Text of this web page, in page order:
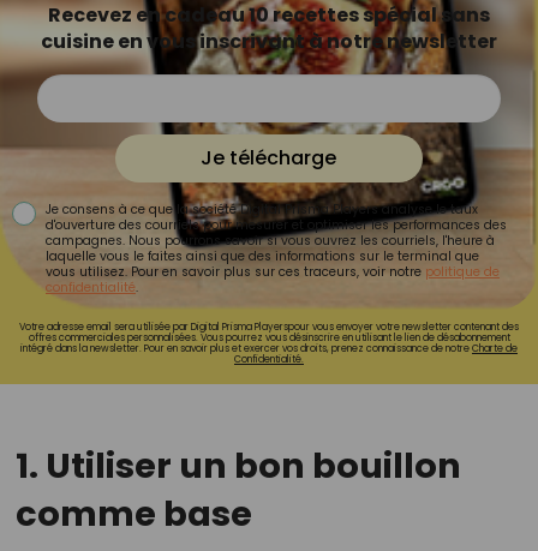
Recevez en cadeau 10 recettes spécial sans
cuisine en vous inscrivant à notre newsletter
Je télécharge
Je consens à ce que la société Digital Prisma Players analyse le taux
d'ouverture des courriels pour mesurer et optimiser les performances des
campagnes. Nous pourrons savoir si vous ouvrez les courriels, l'heure à
laquelle vous le faites ainsi que des informations sur le terminal que
vous utilisez. Pour en savoir plus sur ces traceurs, voir notre politique de
confidentialité.
Votre adresse email sera utilisée par Digital Prisma Playerspour vous envoyer votre newsletter contenant des
offres commerciales personnalisées. Vous pourrez vous désinscrire en utilisant le lien de désabonnement
intégré dans la newsletter. Pour en savoir plus et exercer vos droits, prenez connaissance de notreCharte de
Confidentialité.
1. Utiliser un bon bouillon
comme base